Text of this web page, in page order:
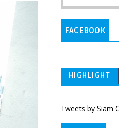
FACEBOOK
HIGHLIGHT
Tweets by Siam